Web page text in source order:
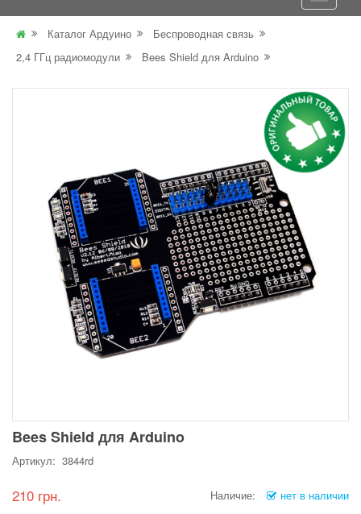
Каталог Ардуино
Беспроводная связь
2,4 ГГц радиомодули
Bees Shield для Arduino
Bees Shield для Arduino
Артикул: 3844rd
210 грн. Наличие: нет в наличии